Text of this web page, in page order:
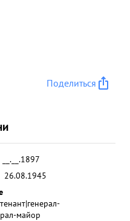
Поделиться
__.__.1897
26.08.1945
майор